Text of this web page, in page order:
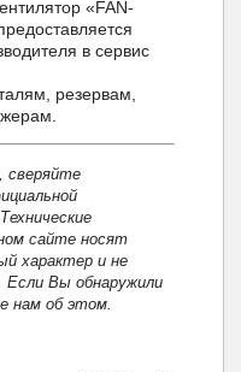
«FAN-
в сервис
резервам,
сверяйте
сайте носят
характер и не
Если Вы обнаружили
нам об этом.